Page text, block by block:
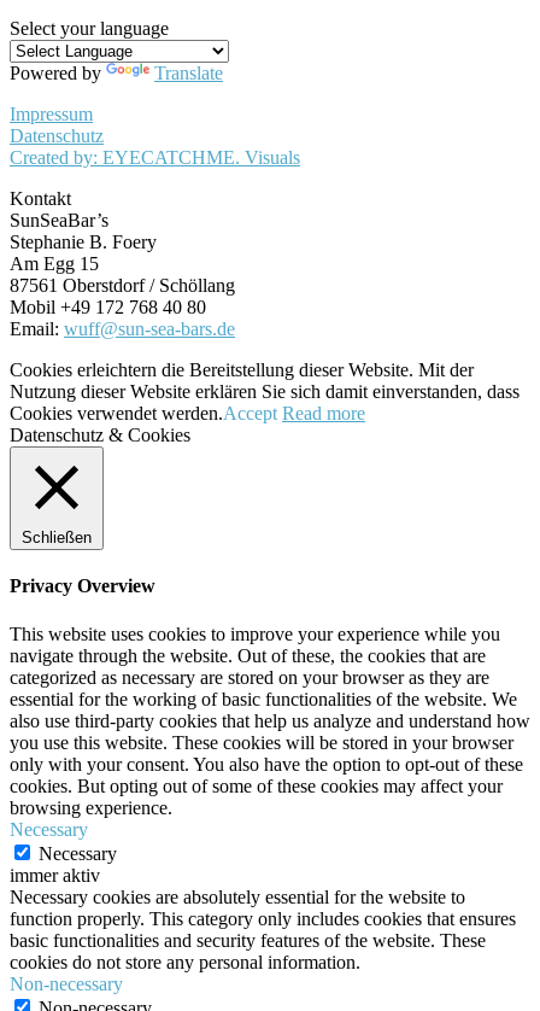
Select your language
Powered by
Translate
Impressum
Datenschutz
Created by: EYECATCHME. Visuals
Kontakt
SunSeaBar’s
Stephanie B. Foery
Am Egg 15
87561 Oberstdorf / Schöllang
Mobil +49 172 768 40 80
Email: wuff@sun-sea-bars.de
Cookies erleichtern die Bereitstellung dieser Website. Mit der
Nutzung dieser Website erklären Sie sich damit einverstanden, dass
Cookies verwendet werden.Accept Read more
Datenschutz & Cookies
Schließen
Privacy Overview
This website uses cookies to improve your experience while you
navigate through the website. Out of these, the cookies that are
categorized as necessary are stored on your browser as they are
essential for the working of basic functionalities of the website. We
also use third-party cookies that help us analyze and understand how
you use this website. These cookies will be stored in your browser
only with your consent. You also have the option to opt-out of these
cookies. But opting out of some of these cookies may affect your
browsing experience.
Necessary
Necessary
immer aktiv
Necessary cookies are absolutely essential for the website to
function properly. This category only includes cookies that ensures
basic functionalities and security features of the website. These
cookies do not store any personal information.
Non-necessary